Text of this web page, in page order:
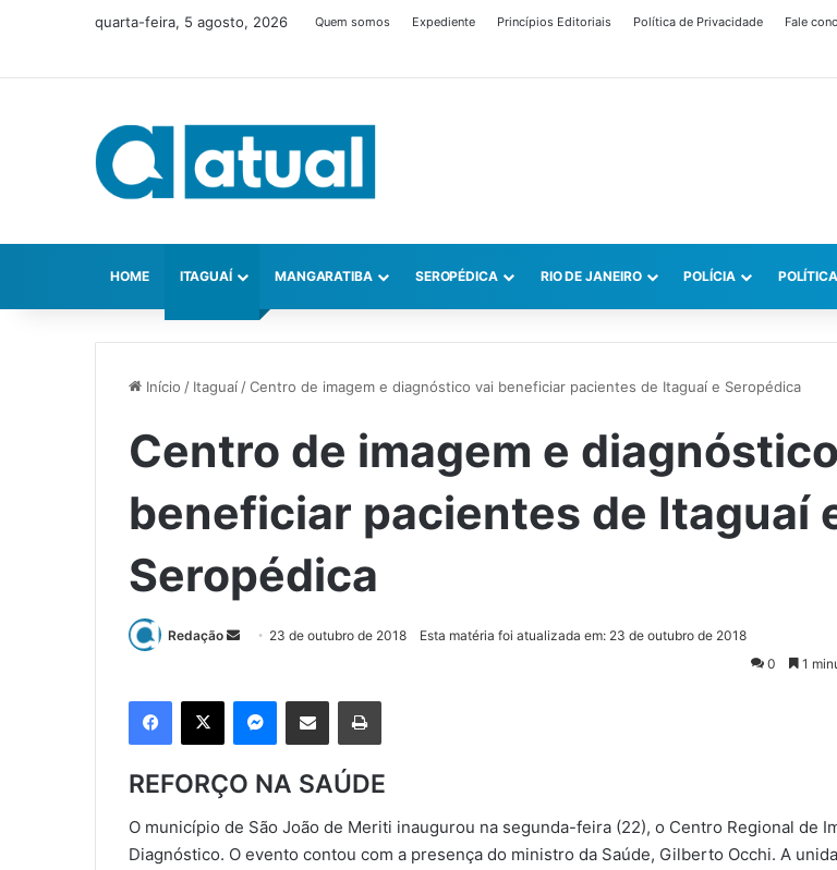
quarta-feira, 5 agosto, 2026 Quem somos Expediente Princípios Editoriais Política de Privacidade Fale
HOME ITAGUAÍ MANGARATIBA SEROPÉDICA RIO DE JANEIRO POLÍCIA POLÍTICA
Início / Itaguaí/Centro de imagem e diagnóstico vai beneficiar pacientes de Itaguaí e Seropédica
Centro de imagem e
beneficiar pacientes de Itaguaí
Seropédica
Redação
m
23 de outubro de 2018
Esta matéria foi atualizada em: 23 de outubro de 2018
0
1
REFORÇO NA SAÚDE
O município de São João de Meriti inaugurou na segunda-feira (22), o Centro Regional de
Diagnóstico. O evento contou com a presença do ministro da Saúde, Gilberto Occhi. A